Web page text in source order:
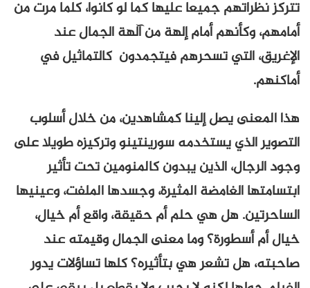
تتركز نظراتهم جميعا عليها كما لو كانوا، كلما مرت من
أمامهم، وكأنهم أمام إلهة من آلهة الجمال عند
الإغريق، التي تسحرهم فيتجمدون كالتماثيل في
أماكنهم.
هذا المعنى يصل إلينا كمشاهدين، من خلال أسلوب
التصوير الذي يستخدمه سورينتينو وتركيزه طويلا على
وجود الرجال، الذين يبدون كالمنومين تحت تأثير
ابتسامتها الغامضة المثيرة، وجسدها الملفت، وعينيها
الساحرتين. هل هي حلم أم حقيقة، واقع أم خيال،
خيال أم أسطورة؟ وما معنى الجمال وقيمته عند
صاحبته، هل تشعر هي بتأثيره؟ كلها تساؤلات يدور